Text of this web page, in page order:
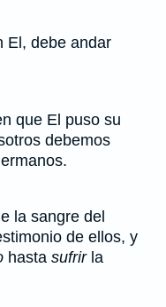
El, debe andar
que El puso su
debemos
la sangre del
de ellos, y
hasta sufrirla